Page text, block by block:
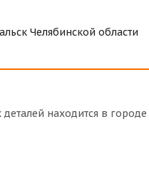
Челябинской области
находится в